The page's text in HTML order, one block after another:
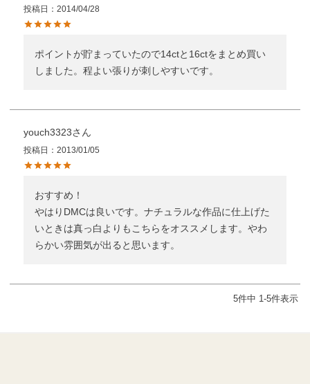
投稿日 2014/04/28
ポイントが貯まっていたので14ctと16ctをまとめ買い
しました。程よい張りが刺しやすいです。
youch3323
投稿日 2013/01/05
おすすめ！
やはりDMCは良いです。ナチュラルな作品に仕上げた
いときは真っ白よりもこちらをオススメします。やわ
らかい雰囲気が出ると思います。
5件中 1-5件表示